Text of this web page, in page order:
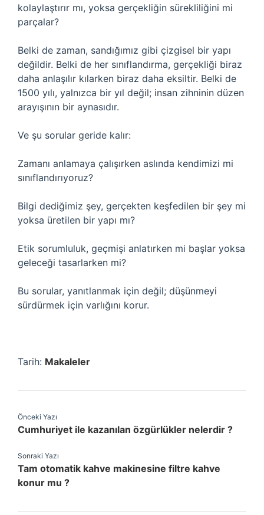
kolaylaştırır mı, yoksa gerçekliğin sürekliliğini mi
parçalar?
Belki de zaman, sandığımız gibi çizgisel bir yapı
değildir. Belki de her sınıflandırma, gerçekliği biraz
daha anlaşılır kılarken biraz daha eksiltir. Belki de
1500 yılı, yalnızca bir yıl değil; insan zihninin düzen
arayışının bir aynasıdır.
Ve şu sorular geride kalır:
Zamanı anlamaya çalışırken aslında kendimizi mi
sınıflandırıyoruz?
Bilgi dediğimiz şey, gerçekten keşfedilen bir şey mi
yoksa üretilen bir yapı mı?
Etik sorumluluk, geçmişi anlatırken mi başlar yoksa
geleceği tasarlarken mi?
Bu sorular, yanıtlanmak için değil; düşünmeyi
sürdürmek için varlığını korur.
Tarih: Makaleler
Önceki Yazı
Cumhuriyet ile kazanılan özgürlükler nelerdir ?
Sonraki Yazı
Tam otomatik kahve makinesine filtre kahve
konur mu ?